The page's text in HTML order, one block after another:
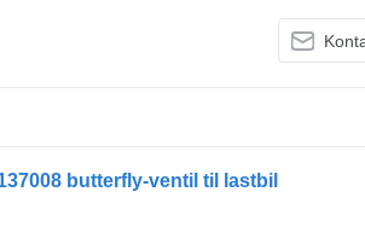
butterfly-ventil til lastbil